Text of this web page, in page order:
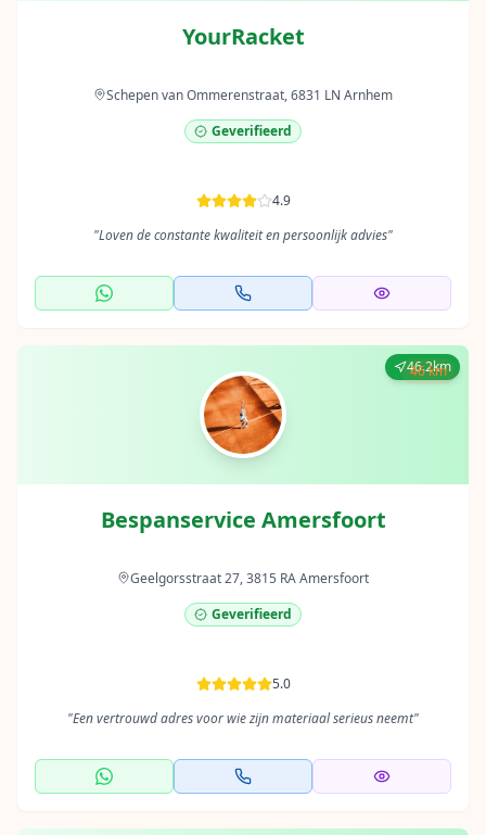
YourRacket
Schepen van Ommerenstraat, 6831 LN Arnhem
Geverifieerd
4.9
"Loven de constante kwaliteit en persoonlijk advies"
46.2km
Bespanservice Amersfoort
Geelgorsstraat 27, 3815 RA Amersfoort
Geverifieerd
5.0
"Een vertrouwd adres voor wie zijn materiaal serieus neemt"
46 km